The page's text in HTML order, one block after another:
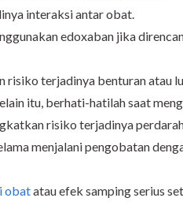
interaksi antar obat.
edoxaban jika
risiko terjadinya benturan atau
itu, berhati-hatilah saat
risiko terjadinya
menjalani pengobatan
obatatau efek samping serius